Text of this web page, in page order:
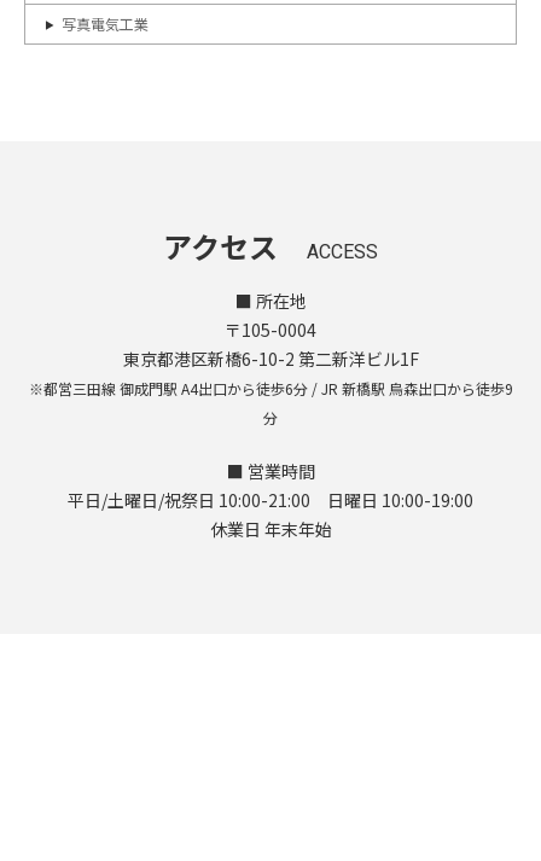
写真電気工業
アクセス ACCESS
■ 所在地
〒105-0004
東京都港区新橋6-10-2 第二新洋ビル1F
※都営三田線 御成門駅 A4出口から徒歩6分 / JR 新橋駅 烏森出口から徒歩9
分
■ 営業時間
平日/土曜日/祝祭日 10:00-21:00 日曜日 10:00-19:00
休業日 年末年始